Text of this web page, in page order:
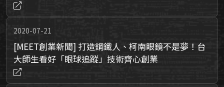
2020-07-21
[MEET創業新聞] 打造鋼鐵人、柯南眼鏡不是夢！台
大師生看好「眼球追蹤」技術齊心創業